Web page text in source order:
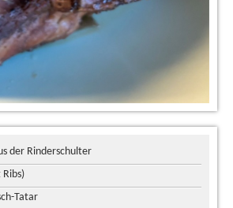
der Rinderschulter
Ribs)
Tatar